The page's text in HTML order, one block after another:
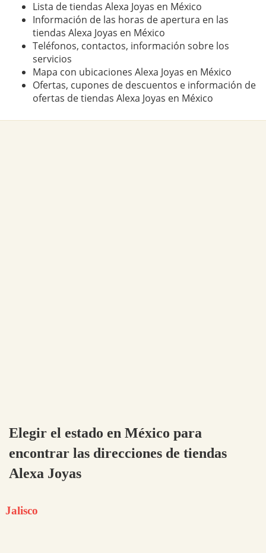
Lista de tiendas Alexa Joyas en México
Información de las horas de apertura en las
tiendas Alexa Joyas en México
Teléfonos, contactos, información sobre los
servicios
Mapa con ubicaciones Alexa Joyas en México
Ofertas, cupones de descuentos e información de
ofertas de tiendas Alexa Joyas en México
Elegir el estado en México para
encontrar las direcciones de tiendas
Alexa Joyas
Jalisco